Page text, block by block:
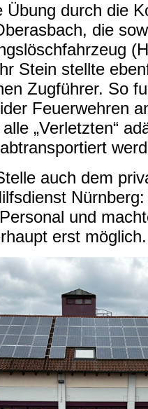
Übung durch die
die
Stein stellte
Zugführer. So
Feuerwehren
„Verletzten“
auch dem
und
erst möglich.